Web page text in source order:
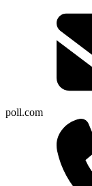
poll.com